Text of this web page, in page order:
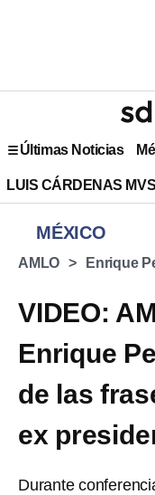
Últimas Noticias
LUIS CÁRDENAS MVS
MÉXICO
AMLO Enrique
VIDEO:
Enrique
de las
ex
Durante